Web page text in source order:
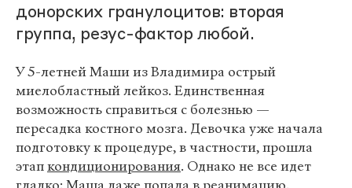
донорских гранулоцитов: вторая
группа, резус-фактор любой.
У 5-летней Маши из Владимира острый
миелобластный лейкоз. Единственная
возможность справиться с болезнью —
пересадка костного мозга. Девочка уже начала
подготовку к процедуре, в частности, прошла
этапкондиционирования. Однако не все идет